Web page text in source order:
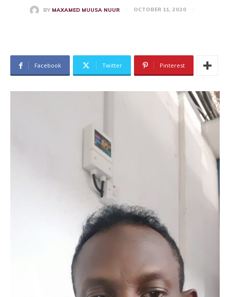
BY MAXAMED MUUSA NUUR OCTOBER 11, 2020
Facebook Twitter Pinterest